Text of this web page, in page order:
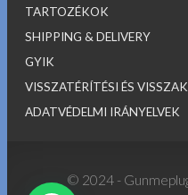
TARTOZÉKOK
SHIPPING & DELIVERY
GYIK
VISSZATÉRÍTÉSI ÉS
ADATVÉDELMI IRÁNYELVEK
© 2024 -